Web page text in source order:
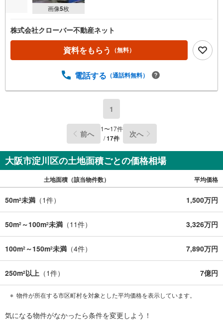
画像5枚
株式会社クローバー不動産ネット
資料をもらう （無料）
電話する （通話料無料）
1
前へ 1〜17件
/17件 次へ
大阪市淀川区の土地面積ごとの価格相場
土地面積（該当物件数） 平均価格
50m2未満 （1件） 1,500万円
50m2 ～100m2未満 （11件） 3,326万円
100m2 ～150m2未満 （4件） 7,890万円
250m2以上 （1件） 7億円
物件が所在する市区町村を対象とした平均価格を表示しています。
気になる物件がなかったら条件を変更しよう！